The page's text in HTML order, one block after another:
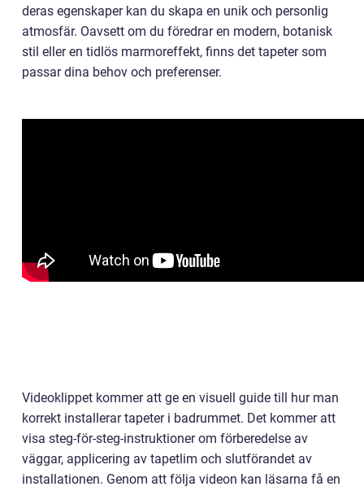
deras egenskaper kan du skapa en unik och personlig
atmosfär. Oavsett om du föredrar en modern, botanisk
stil eller en tidlös marmoreffekt, finns det tapeter som
passar dina behov och preferenser.
Videoklippet kommer att ge en visuell guide till hur man
korrekt installerar tapeter i badrummet. Det kommer att
visa steg-för-steg-instruktioner om förberedelse av
väggar, applicering av tapetlim och slutförandet av
installationen. Genom att följa videon kan läsarna få en